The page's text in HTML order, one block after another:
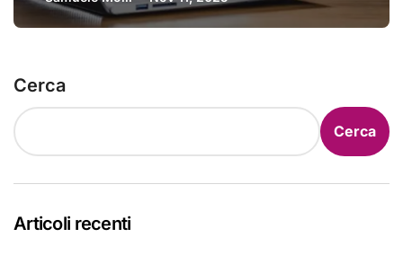
Cerca
Cerca
Articoli recenti